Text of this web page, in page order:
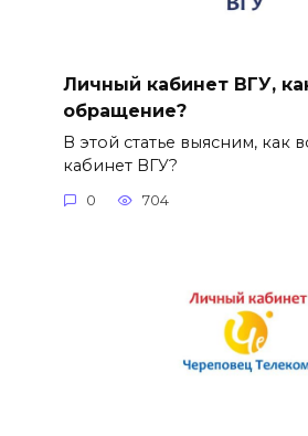
Личный кабинет ВГУ,
обращение?
В этой статье выясним, как
кабинет ВГУ?
0 704